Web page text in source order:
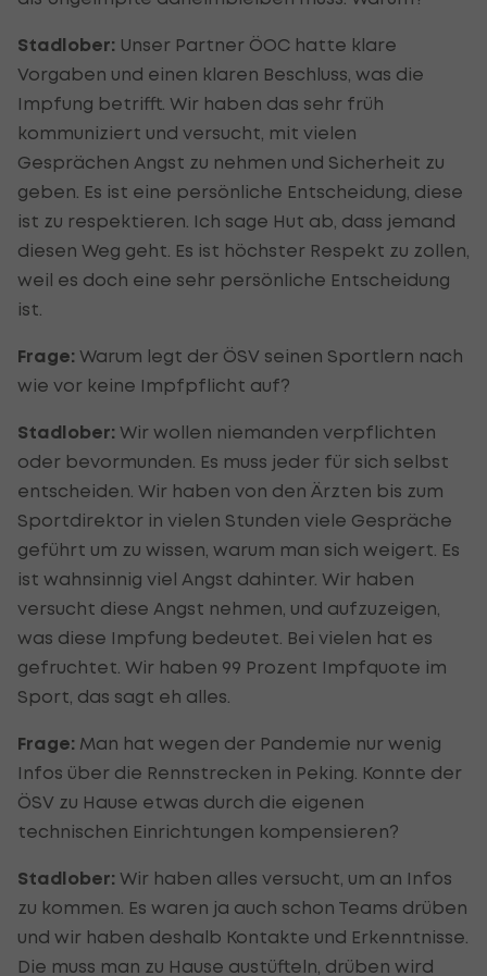
Stadlober: Unser Partner ÖOC hatte klare
Vorgaben und einen klaren Beschluss, was die
Impfung betrifft. Wir haben das sehr früh
kommuniziert und versucht, mit vielen
Gesprächen Angst zu nehmen und Sicherheit zu
geben. Es ist eine persönliche Entscheidung, diese
ist zu respektieren. Ich sage Hut ab, dass jemand
diesen Weg geht. Es ist höchster Respekt zu zollen,
weil es doch eine sehr persönliche Entscheidung
ist.
Frage: Warum legt der ÖSV seinen Sportlern nach
wie vor keine Impfpflicht auf?
Stadlober: Wir wollen niemanden verpflichten
oder bevormunden. Es muss jeder für sich selbst
entscheiden. Wir haben von den Ärzten bis zum
Sportdirektor in vielen Stunden viele Gespräche
geführt um zu wissen, warum man sich weigert. Es
ist wahnsinnig viel Angst dahinter. Wir haben
versucht diese Angst nehmen, und aufzuzeigen,
was diese Impfung bedeutet. Bei vielen hat es
gefruchtet. Wir haben 99 Prozent Impfquote im
Sport, das sagt eh alles.
Frage: Man hat wegen der Pandemie nur wenig
Infos über die Rennstrecken in Peking. Konnte der
ÖSV zu Hause etwas durch die eigenen
technischen Einrichtungen kompensieren?
Stadlober: Wir haben alles versucht, um an Infos
zu kommen. Es waren ja auch schon Teams drüben
und wir haben deshalb Kontakte und Erkenntnisse.
Die muss man zu Hause austüfteln, drüben wird